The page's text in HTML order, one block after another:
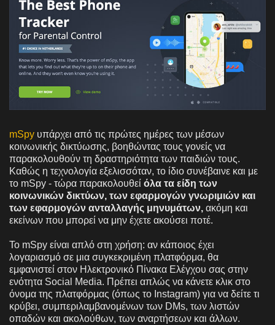
mSpy υπάρχει από τις πρώτες ημέρες των μέσων
κοινωνικής δικτύωσης, βοηθώντας τους γονείς να
παρακολουθούν τη δραστηριότητα των παιδιών τους.
Καθώς η τεχνολογία εξελισσόταν, το ίδιο συνέβαινε και με
το mSpy - τώρα παρακολουθεί όλα τα είδη των
κοινωνικών δικτύων, των εφαρμογών γνωριμιών και
των εφαρμογών ανταλλαγής μηνυμάτων, ακόμη και
εκείνων που μπορεί να μην έχετε ακούσει ποτέ.
Το mSpy είναι απλό στη χρήση: αν κάποιος έχει
λογαριασμό σε μια συγκεκριμένη πλατφόρμα, θα
εμφανιστεί στον Ηλεκτρονικό Πίνακα Ελέγχου σας στην
ενότητα Social Media. Πρέπει απλώς να κάνετε κλικ στο
όνομα της πλατφόρμας (όπως το Instagram) για να δείτε τι
κρύβει, συμπεριλαμβανομένων των DMs, των λιστών
οπαδών και ακολούθων, των αναρτήσεων και άλλων.